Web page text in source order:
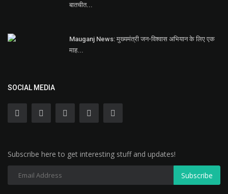
बातचीत...
Mauganj News: मुख्यमंत्री जन-विश्वास अभियान के लिए एक
माह...
SOCIAL MEDIA
Subscribe here to get interesting stuff and updates!
Subscribe